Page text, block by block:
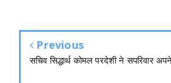
Previous
सचिव सिद्धार्थ कोमल परदेशी ने सपरिवार